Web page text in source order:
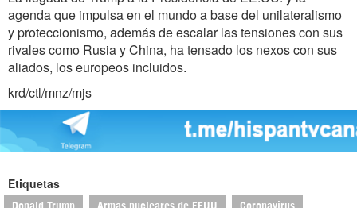
agenda que impulsa en el mundo a base del unilateralismo
y proteccionismo, además de escalar las tensiones con sus
rivales como Rusia y China, ha tensado los nexos con sus
aliados, los europeos incluidos.
krd/ctl/mnz/mjs
Etiquetas
Donald Trump Armas nucleares de EEUU Coronavirus